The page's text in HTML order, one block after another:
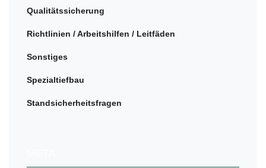
Qualitätssicherung
Richtlinien / Arbeitshilfen / Leitfäden
Sonstiges
Spezialtiefbau
Standsicherheitsfragen